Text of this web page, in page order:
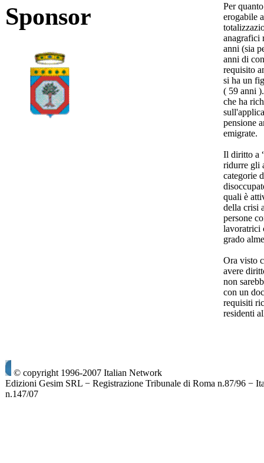
Sponsor
Per
erogabile
anagrafici
anni (sia
anni di
requisito
si ha un
( 59 anni
che ha
pensione
emigrate.
Il diritto a
ridurre gli
categorie
quali è
della crisi
persone
lavoratrici
grado
Ora visto
avere
non
con un
requisiti
residenti
© copyright 1996-2007 Italian Network
Edizioni Gesim SRL − Registrazione Tribunale di Roma n.87/96 −
n.147/07